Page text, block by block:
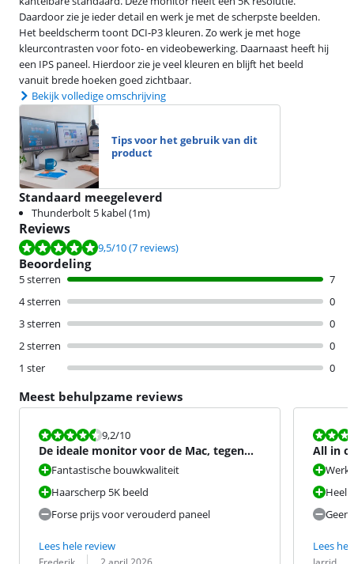
Daardoor zie je ieder detail en werk je met de scherpste beelden.
Het beeldscherm toont DCI-P3 kleuren. Zo werk je met hoge
kleurcontrasten voor foto- en videobewerking. Daarnaast heeft hij
een IPS paneel. Hierdoor zie je veel kleuren en blijft het beeld
vanuit brede hoeken goed zichtbaar.
Bekijk volledige omschrijving
Tips voor het gebruik van dit
product
Standaard meegeleverd
Thunderbolt 5 kabel (1m)
Reviews
Beoordeling is 9,5 van de 10, gebaseerd op 7 reviews.
9,5/10(7 reviews)
Beoordeling
5 sterren
7
4 sterren
0
3 sterren
0
2 sterren
0
1 ster
0
Meest behulpzame reviews
Beoordeling is 9,2 van de 10.
9,2/10
De ideale monitor voor de Mac, tegen
een forse prijs
Fantastische bouwkwaliteit
Haarscherp 5K beeld
Forse prijs voor verouderd paneel
Lees hele review
Beoordeling door:
Datum:
All in
Heel
Geen
Lees
Datum: